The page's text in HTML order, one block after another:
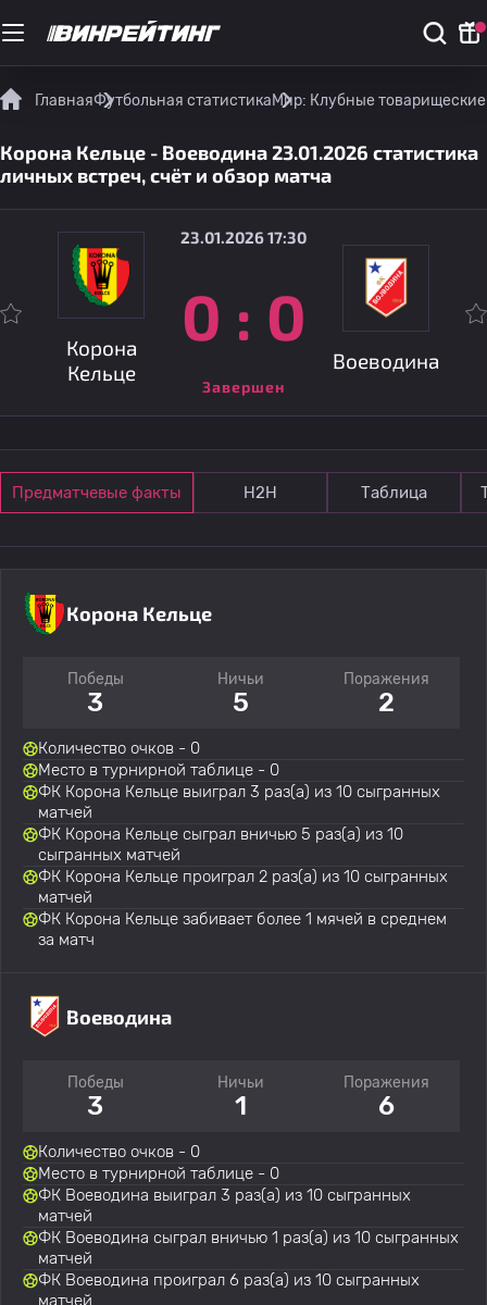
ГлавнаяФутбольная статистикаМир: Клубные
Корона Кельце - Воеводина 23.01.2026 статистика
личных встреч, счёт и обзор матча
Корона
Кельце
23.01.2026 17:30
0 : 0
Завершен
Воеводина
Предматчевые факты Н2Н Таблица
Корона Кельце
Победы
3
Ничьи
5
Поражения
2
Количество очков - 0
Место в турнирной таблице - 0
ФК Корона Кельце выиграл 3 раз(а) из 10 сыгранных
матчей
ФК Корона Кельце сыграл вничью 5 раз(а) из 10
сыгранных матчей
ФК Корона Кельце проиграл 2 раз(а) из 10 сыгранных
матчей
ФК Корона Кельце забивает более 1 мячей в среднем
за матч
Воеводина
Победы
3
Ничьи
1
Поражения
6
Количество очков - 0
Место в турнирной таблице - 0
ФК Воеводина выиграл 3 раз(а) из 10 сыгранных
матчей
ФК Воеводина сыграл вничью 1 раз(а) из 10 сыгранных
матчей
ФК Воеводина проиграл 6 раз(а) из 10 сыгранных
матчей